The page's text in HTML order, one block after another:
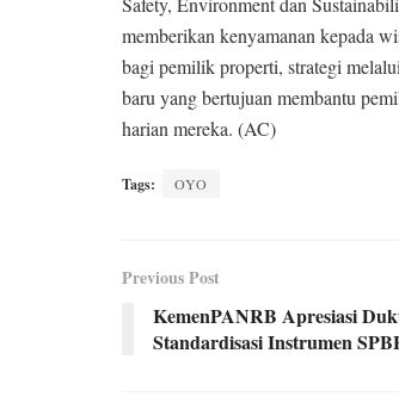
memberikan kenyamanan kepada
bagi pemilik properti, strategi
baru yang bertujuan membantu
harian mereka. (AC)
Tags: OYO
Previous Post
KemenPANRB Apresiasi
Standardisasi Instrumen